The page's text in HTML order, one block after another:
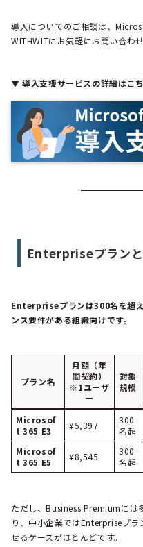
導入についてのご相談は、
WITHWITにお気軽にお問い合わせ
▼ 導入支援サービスの詳細はこ
Enterpriseプランと
Enterpriseプランは300名を超
ンス要件がある組織向けです。
プラン名
月額（年
間契約）
※1ユーザ
ー
対象
規模
Microsof
t 365 E3
¥5,397
300
名超
Microsof
t 365 E5
¥8,545
300
名超
ただし、Business Premiumには
り、中小企業ではEnterpriseプ
せるケースがほとんどです。